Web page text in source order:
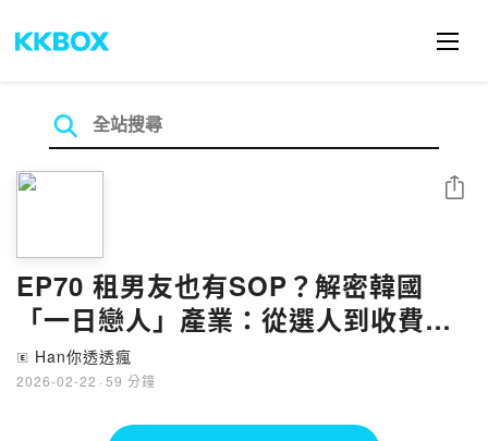
EP70 租男友也有SOP？解密韓國
「一日戀人」產業：從選人到收費全
公開！ ft. 蓁蓁
🄴 Han你透透瘋
2026-02-22 · 59 分鐘
分享